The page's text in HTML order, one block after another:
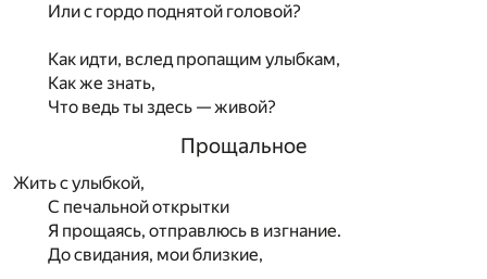
Или с гордо поднятой головой?
Как идти, вслед пропащим улыбкам,
Как же знать,
Что ведь ты здесь — живой?
Прощальное
Жить с улыбкой,
С печальной открытки
Я прощаясь, отправлюсь в изгнание.
До свидания, мои близкие,